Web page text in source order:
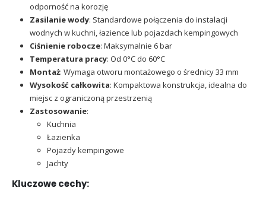
odporność na korozję
Zasilanie wody: Standardowe połączenia do instalacji
wodnych w kuchni, łazience lub pojazdach kempingowych
Ciśnienie robocze: Maksymalnie 6 bar
Temperatura pracy: Od 0°C do 60°C
Montaż: Wymaga otworu montażowego o średnicy 33 mm
Wysokość całkowita: Kompaktowa konstrukcja, idealna do
miejsc z ograniczoną przestrzenią
Zastosowanie:
Kuchnia
Łazienka
Pojazdy kempingowe
Jachty
Kluczowe cechy: